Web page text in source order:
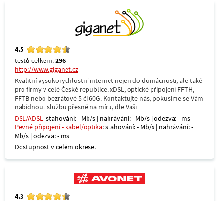
4.5
testů celkem:296
http://www.giganet.cz
Kvalitní vysokorychlostní internet nejen do domácnosti, ale také
pro firmy v celé České republice. xDSL, optické připojení FFTH,
FFTB nebo bezrátové 5 či 60G. Kontaktujte nás, pokusíme se Vám
nabídnout službu přesně na míru, dle Vaši
DSL/ADSL: stahování: - Mb/s | nahrávání: - Mb/s | odezva: - ms
Pevné připojení - kabel/optika: stahování: - Mb/s | nahrávání: -
Mb/s | odezva: - ms
Dostupnost v celém okrese.
4.3